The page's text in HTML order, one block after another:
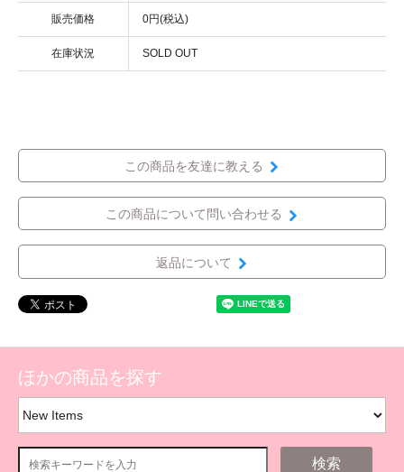
販売価格 0円(税込)
在庫状況 SOLD OUT
この商品を友達に教える
この商品について問い合わせる
返品について
ほかの商品を探す
検索